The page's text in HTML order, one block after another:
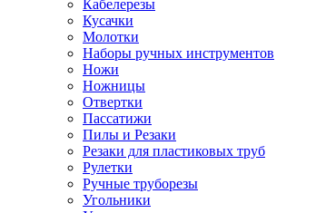
Кабелерезы
Кусачки
Молотки
Наборы ручных инструментов
Ножи
Ножницы
Отвертки
Пассатижи
Пилы и Резаки
Резаки для пластиковых труб
Рулетки
Ручные труборезы
Угольники